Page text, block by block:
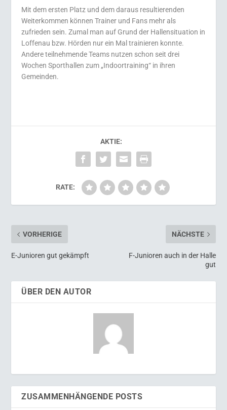
Mit dem ersten Platz und dem daraus resultierenden
Weiterkommen können Trainer und Fans mehr als
zufrieden sein. Zumal man auf Grund der Hallensituation in
Loffenau bzw. Hörden nur ein Mal trainieren konnte.
Andere teilnehmende Teams nutzen schon seit drei
Wochen Sporthallen zum „Indoortraining“ in ihren
Gemeinden.
AKTIE:
RATE:
VORHERIGE
E-Junioren gut gekämpft
NÄCHSTE
F-Junioren auch in der Halle
gut
ÜBER DEN AUTOR
ZUSAMMENHÄNGENDE POSTS